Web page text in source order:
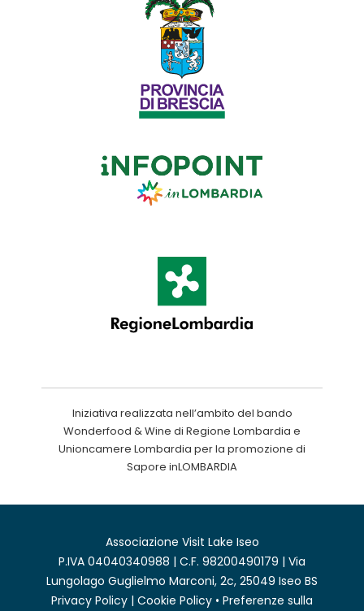
Iniziativa realizzata nell’ambito del bando
Wonderfood & Wine di Regione Lombardia e
Unioncamere Lombardia per la promozione di
Sapore inLOMBARDIA
Associazione Visit Lake Iseo
P.IVA 04040340988 | C.F. 98200490179 | Via
Lungolago Guglielmo Marconi, 2c, 25049 Iseo BS
Privacy Policy | Cookie Policy • Preferenze sulla